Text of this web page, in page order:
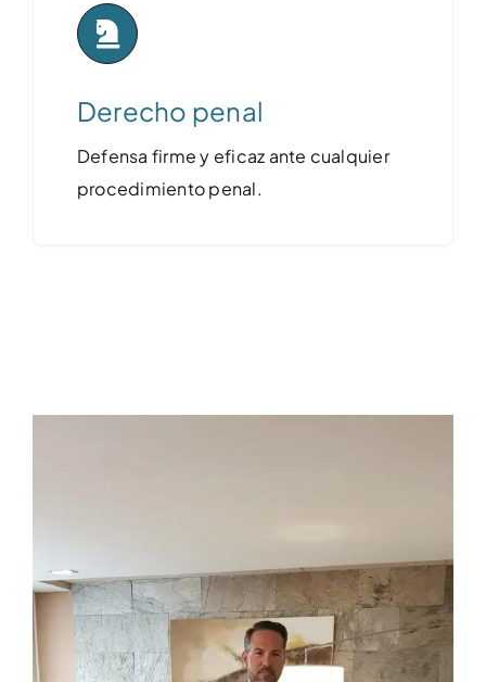
Derecho penal
Defensa firme y eficaz ante cualquier
procedimiento penal.